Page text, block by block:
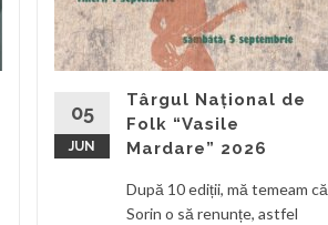
05
JUN
Târgul Național de
Folk “Vasile
Mardare” 2026
După 10 ediții, mă temeam că
Sorin o să renunțe, astfel